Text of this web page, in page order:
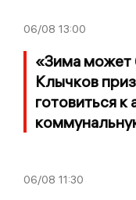
06/08 13:00
«Зима может
Клычков
готовиться
06/08 11:30